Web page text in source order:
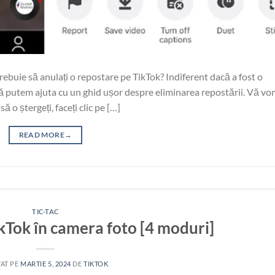
să anulați o repostare pe TikTok? Indiferent dacă a fost o
ajuta cu un ghid ușor despre eliminarea repostării. Vă
o ștergeți, faceți clic pe […]
READ MORE→
TIC-TAC
în camera foto [4 moduri]
PE MARTIE 5, 2024 DETIKTOK